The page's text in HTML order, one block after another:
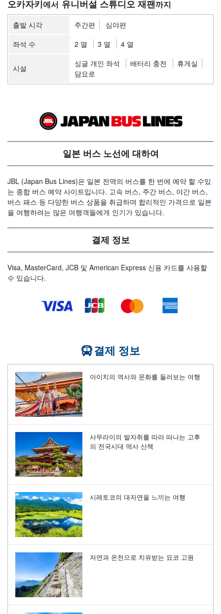
오카자키 유니버설 스튜디오 재팬
출발 시각 주간편
심야편
좌석 수
2 열 3 열 4 열
시설 싱글 개인 좌석 배터리 충전
휴게실
담요로
일본 버스 노선에 대하여
JBL (Japan Bus Lines)은 일본 전역의 버스를 한 번에 예약 할 수있
는 종합 버스 예약 사이트입니다. 고속 버스, 주간 버스, 야간 버스,
버스 패스 등 다양한 버스 상품을 취급하며 합리적인 가격으로 일본
을 여행하려는 많은 여행객들에게 인기가 있습니다.
결제 정보
Visa, MasterCard, JCB 및 American Express 신용 카드를 사용할
수 있습니다.
결제 정보
아이치의 역사와 문화를 둘러보는 여행
사무라이의 발자취를 따라 떠나는 고후
의 전국시대 역사 산책
시레토코의 대자연을 느끼는 여행
자연과 온천으로 치유받는 묘코 고원